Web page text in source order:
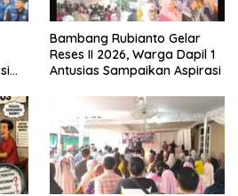
Bambang Rubianto Gelar
Reses II 2026, Warga Dapil 1
Antusias Sampaikan Aspirasi